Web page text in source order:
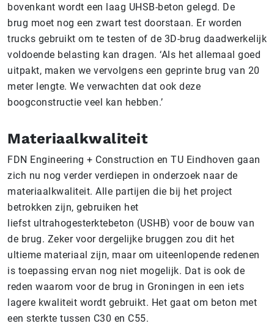
bovenkant wordt een laag UHSB-beton gelegd. De
brug moet nog een zwart test doorstaan. Er worden
trucks gebruikt om te testen of de 3D-brug daadwerkelijk
voldoende belasting kan dragen. ‘Als het allemaal goed
uitpakt, maken we vervolgens een geprinte brug van 20
meter lengte. We verwachten dat ook deze
boogconstructie veel kan hebben.’
Materiaalkwaliteit
FDN Engineering + Construction en TU Eindhoven gaan
zich nu nog verder verdiepen in onderzoek naar de
materiaalkwaliteit. Alle partijen die bij het project
betrokken zijn, gebruiken het
liefst ultrahogesterktebeton (USHB) voor de bouw van
de brug. Zeker voor dergelijke bruggen zou dit het
ultieme materiaal zijn, maar om uiteenlopende redenen
is toepassing ervan nog niet mogelijk. Dat is ook de
reden waarom voor de brug in Groningen in een iets
lagere kwaliteit wordt gebruikt. Het gaat om beton met
een sterkte tussen C30 en C55.